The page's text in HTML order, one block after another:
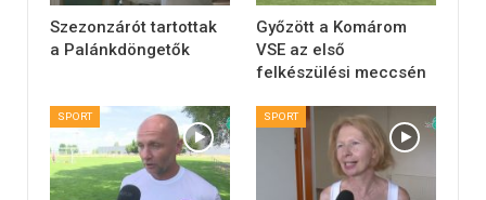
Szezonzárót tartottak
a Palánkdöngetők
Győzött a Komárom
VSE az első
felkészülési meccsén
SPORT SPORT